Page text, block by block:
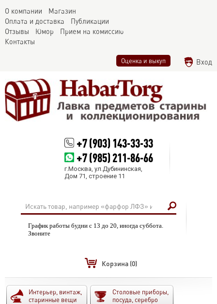
О компании
Магазин
Оплата и доставка
Публикации
Отзывы
Юмор
Прием на комиссию
Контакты
Оценка и выкуп Вход
+7 (903) 143-33-33
+7 (985) 211-86-66
г.Москва, ул.Дубининская,
Дом 71, строение 11
График работы будни с 13 до 20, иногда суббота.
Звоните
Корзина (0)
Интерьер, винтаж,
старинные вещи
Столовые приборы,
посуда, серебро